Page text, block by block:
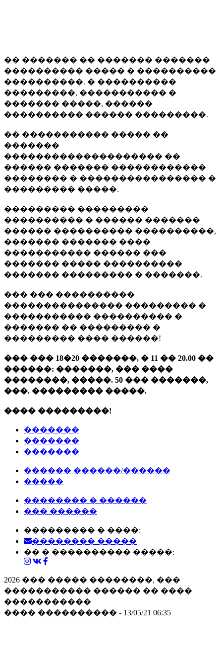
�� ������� �� ������� �������
���������� ����� � ����������
����������. � ����������
���������, ����������� �
������� �����, ������
���������� ������ ���������.
�� ����������� ����� ��
�������
�������������������� ��
������ ������� ������������
�������� � ���������������� �
��������� �����.
��������� ���������
���������� � ������ �������
������ ���������� ����������,
������� ������� ����
����������� ������ ���
������� ����� ����������
������� ��������� � �������.
��� ��� ����������
��������������� ��������� �
����������� ���������� �
������� �� ��������� �
��������� ���� ������!
��� ��� 18�20 �������, � 11 �� 20.00 ��
������: �������, ��� ����
��������, �����. 50 ��� �������,
���. ��������� �����.
���� ���������!
�������
�������
�������
������ ������/������
�����
�������� � ������
��� ������
��������� � ����:
�������� �����
�� � ���������� �����:
2026 ��� ����� ��������, ���
����������� ������ �� ����
�����������
���� ���������� - 13/05/21 06:35